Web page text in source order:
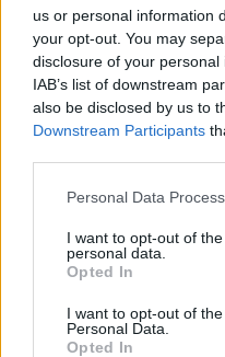
us or personal information
your opt-out. You may
disclosure of your
IAB’s list of downstream
also be disclosed by us to
Downstream Participants
Personal Data
I want to opt-out of
personal data.
Opted In
I want to opt-out of
Personal Data.
Opted In